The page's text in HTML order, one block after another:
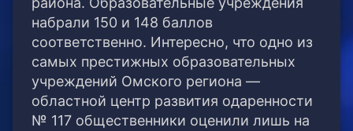
набрали 150 и 148 баллов
соответственно. Интересно, что одно из
самых престижных образовательных
учреждений Омского региона —
областной центр развития одаренности
№ 117 общественники оценили лишь на